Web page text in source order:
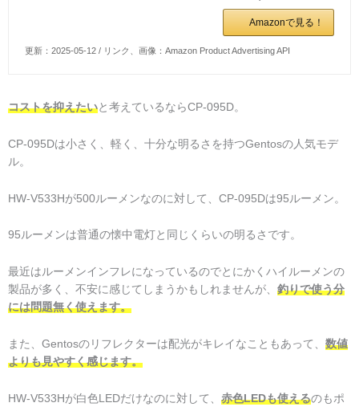
Amazonで見る！
更新：2025-05-12 / リンク、画像：Amazon Product Advertising API
コストを抑えたいと考えているならCP-095D。
CP-095Dは小さく、軽く、十分な明るさを持つGentosの人気モデ
ル。
HW-V533Hが500ルーメンなのに対して、CP-095Dは95ルーメン。
95ルーメンは普通の懐中電灯と同じくらいの明るさです。
最近はルーメンインフレになっているのでとにかくハイルーメンの
製品が多く、不安に感じてしまうかもしれませんが、 釣りで使う分
には問題無く使えます。
また、Gentosのリフレクターは配光がキレイなこともあって、 数値
よりも見やすく感じます。
HW-V533Hが白色LEDだけなのに対して、 赤色LEDも使えるのもポ